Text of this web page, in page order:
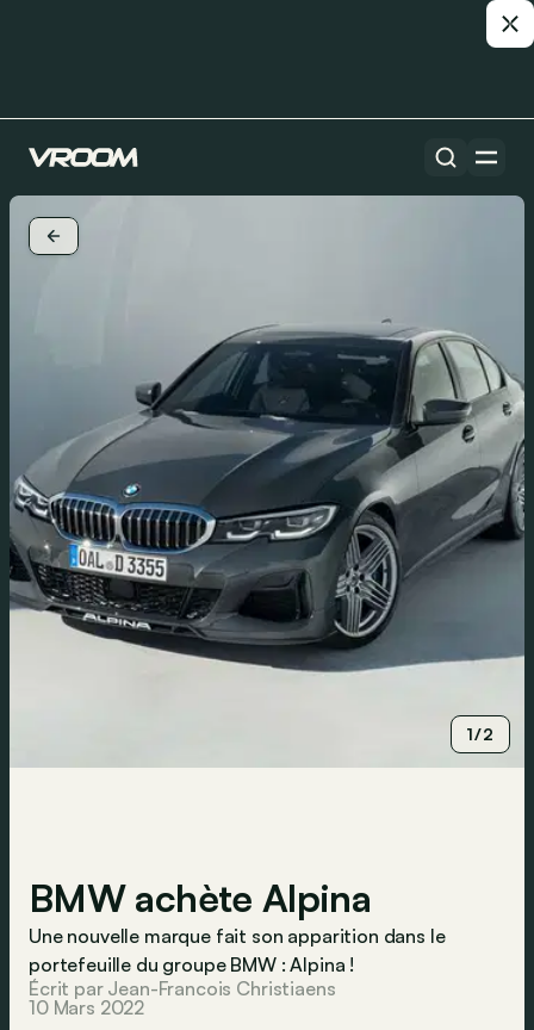
1/2
BMW achète Alpina
Une nouvelle marque fait son apparition dans le
portefeuille du groupe BMW : Alpina !
Écrit par Jean-Francois Christiaens
10 Mars 2022